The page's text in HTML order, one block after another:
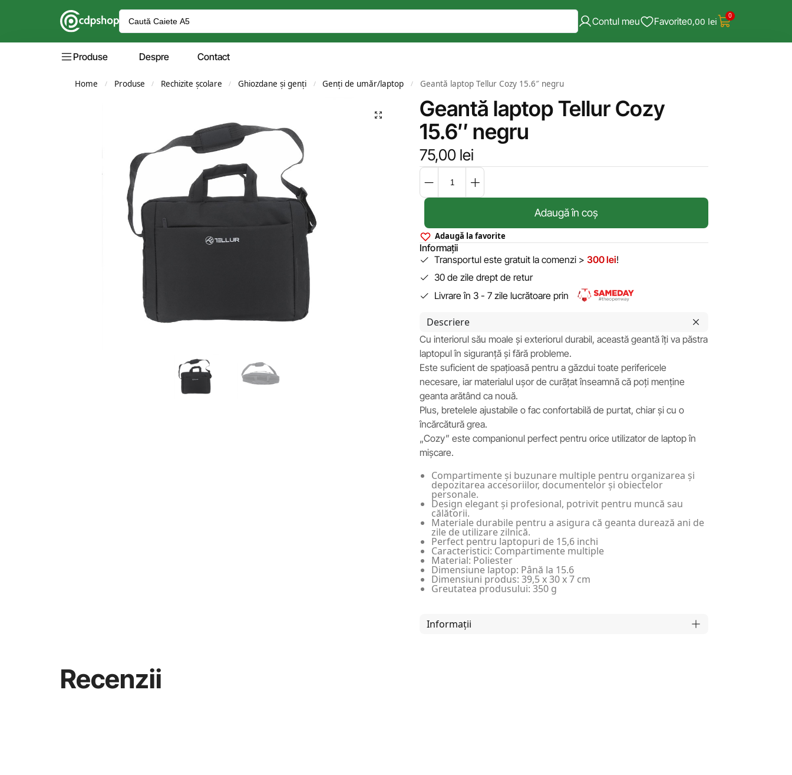
Contul meu Favorite0,00 lei 0
Produse Despre Contact
Home / Produse / Rechizite școlare / Ghiozdane și genți / Genți de umăr/laptop / Geantă laptop Tellur Cozy 15.6″ negru
Geantă laptop Tellur Cozy
15.6″ negru
75,00 lei
Adaugă în coș
Adaugă la favorite
Informații
Transportul este gratuit la comenzi > 300 lei!
30 de zile drept de retur
Livrare în 3 - 7 zile lucrătoare prin
Descriere
Cu interiorul său moale și exteriorul durabil, această geantă îți va păstra
laptopul în siguranță și fără probleme.
Este suficient de spațioasă pentru a găzdui toate perifericele
necesare, iar materialul ușor de curățat înseamnă că poți menține
geanta arătând ca nouă.
Plus, bretelele ajustabile o fac confortabilă de purtat, chiar și cu o
încărcătură grea.
„Cozy” este companionul perfect pentru orice utilizator de laptop în
mișcare.
Compartimente și buzunare multiple pentru organizarea și
depozitarea accesoriilor, documentelor și obiectelor
personale.
Design elegant și profesional, potrivit pentru muncă sau
călătorii.
Materiale durabile pentru a asigura că geanta durează ani de
zile de utilizare zilnică.
Perfect pentru laptopuri de 15,6 inchi
Caracteristici: Compartimente multiple
Material: Poliester
Dimensiune laptop: Până la 15.6
Dimensiuni produs: 39,5 x 30 x 7 cm
Greutatea produsului: 350 g
Informații
Recenzii